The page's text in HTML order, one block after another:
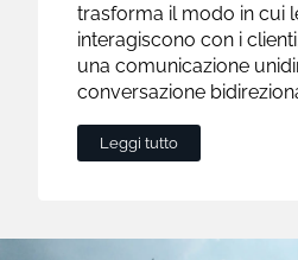
trasforma il modo in cui
interagiscono con i
una comunicazione
conversazione
Leggi tutto